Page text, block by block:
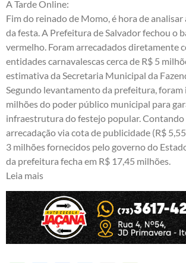
A Tarde Online:
Fim do reinado de Momo, é hora de analisar
da festa. A Prefeitura de Salvador fechou o
vermelho. Foram arrecadados diretamente
entidades carnavalescas cerca de R$ 5
estimativa da Secretaria Municipal da
Segundo levantamento da prefeitura, foram
milhões do poder público municipal para
infraestrutura do festejo popular. Contando
arrecadação via cota de publicidade (R$
3 milhões fornecidos pelo governo do
da prefeitura fecha em R$ 17,45 milhões.
Leia mais